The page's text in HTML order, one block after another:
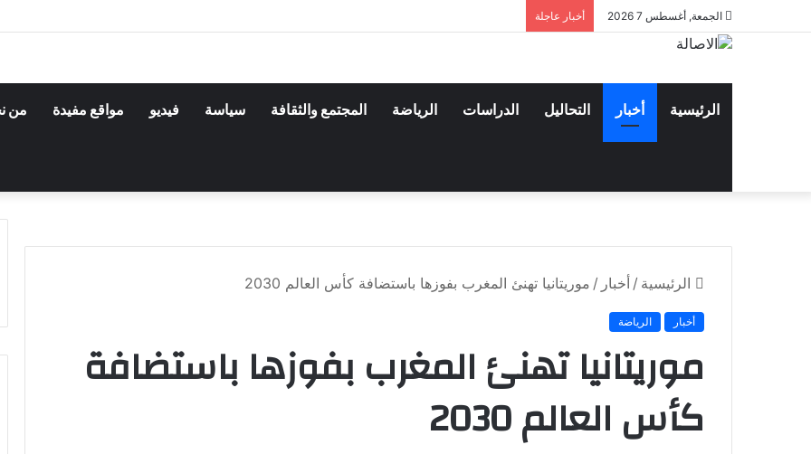
الجمعة, أغسطس 7 2026 أخبار عاجلة
الرئيسية أخبار التحاليل الدراسات الرياضة المجتمع والثقافة سياسة فيديو مواقع مفيدة من
الرئيسية / أخبار / موريتانيا تهنئ المغرب بفوزها باستضافة كأس العالم 2030
أخبار الرياضة
موريتانيا تهنئ المغرب بفوزها باستضافة
كأس العالم 2030